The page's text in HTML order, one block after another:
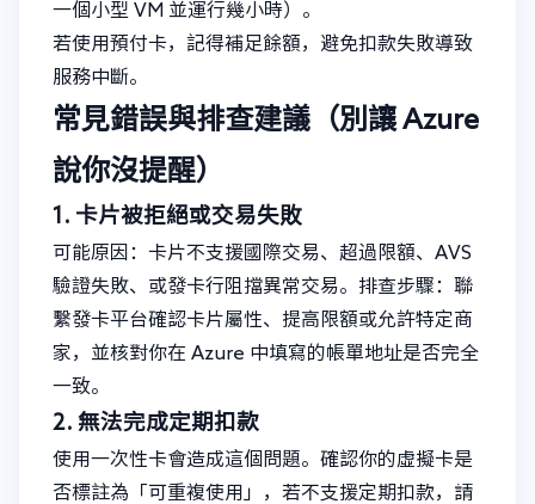
一個小型 VM 並運行幾小時）。
若使用預付卡，記得補足餘額，避免扣款失敗導致
服務中斷。
常見錯誤與排查建議（別讓 Azure
說你沒提醒）
1. 卡片被拒絕或交易失敗
可能原因：卡片不支援國際交易、超過限額、AVS
驗證失敗、或發卡行阻擋異常交易。排查步驟：聯
繫發卡平台確認卡片屬性、提高限額或允許特定商
家，並核對你在 Azure 中填寫的帳單地址是否完全
一致。
2. 無法完成定期扣款
使用一次性卡會造成這個問題。確認你的虛擬卡是
否標註為「可重複使用」，若不支援定期扣款，請